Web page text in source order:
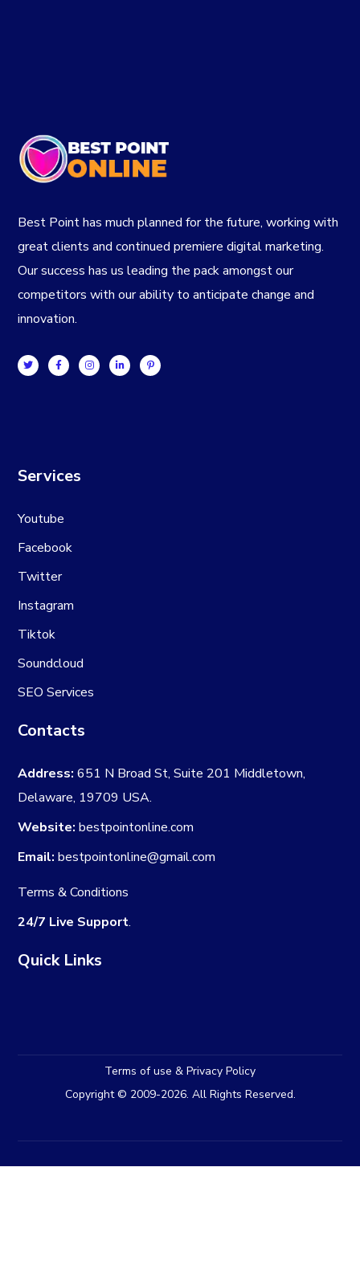
Best Point has much planned for the future, working with
great clients and continued premiere digital marketing.
Our success has us leading the pack amongst our
competitors with our ability to anticipate change and
innovation.
Services
Youtube
Facebook
Twitter
Instagram
Tiktok
Soundcloud
SEO Services
Contacts
Address: 651 N Broad St, Suite 201 Middletown,
Delaware, 19709 USA.
Website: bestpointonline.com
Email: bestpointonline@gmail.com
Terms & Conditions
24/7 Live Support.
Quick Links
Terms of use & Privacy Policy
Copyright © 2009-2026. All Rights Reserved.